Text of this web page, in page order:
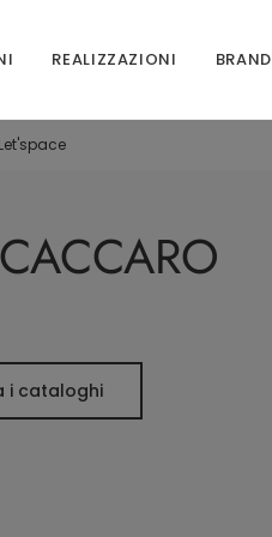
REALIZZAZIONI BRAND
Let'space
i cataloghi